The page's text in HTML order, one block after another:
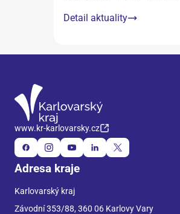
Detail aktuality
www.kr-karlovarsky.cz
Adresa kraje
Karlovarský kraj
Závodní 353/88, 360 06 Karlovy Vary